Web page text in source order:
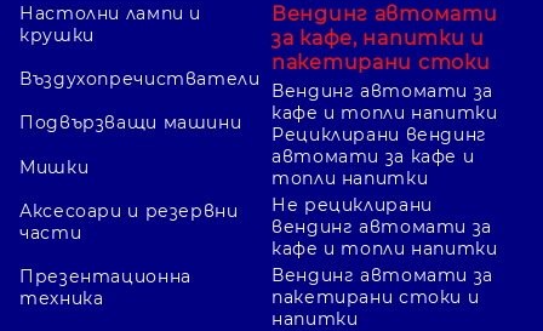
Настолни лампи и
крушки
Въздухопречистватели
Подвързващи машини
Мишки
Аксесоари и резервни
части
Презентационна
техника
Вендинг автомати
за кафе, напитки и
пакетирани стоки
Вендинг автомати за
кафе и топли напитки
Рециклирани вендинг
автомати за кафе и
топли напитки
Не рециклирани
вендинг автомати за
кафе и топли напитки
Вендинг автомати за
пакетирани стоки и
напитки